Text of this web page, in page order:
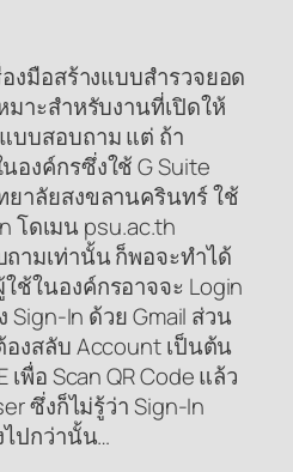
องมือสร้างแบบสำรวจยอด
มาะสำหรับงานที่เปิดให้
บบสอบถาม แต่ ถ้า
องค์กรซึ่งใช้ G Suite
าลัยสงขลานครินทร์ ใช้
โดเมน psu.ac.th
ามเท่านั้น ก็พอจะทำได้
ช้ในองค์กรอาจจะ Login
Sign-In ด้วย Gmail ส่วน
งสลับ Account เป็นต้น
เพื่อ Scan QR Code แล้ว
ซึ่งก็ไม่รู้ว่า Sign-In
ปกว่านั้น…